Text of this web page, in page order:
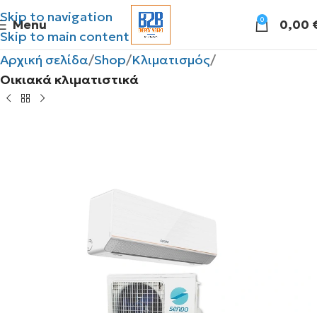
Skip to navigation
Skip to main content
Menu 0 0,00
Αρχική σελίδα Shop Κλιματισμός
Οικιακά κλιματιστικά